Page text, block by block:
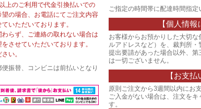
上のご利用で代金引換払いでの
望の場合、お電話にてご注文内容
いただいております。
わらず、ご連絡の取れない場合は
させていただいております。
い。
便振替、コンビニは前払いとなり
ご指定の時間帯に配達時間指定
【個人情報
お客様からお預かりした大切
ルアドレスなど）を、裁判所
提出要請があった場合以外、
は一切ございません。
【お支払
原則ご注文から3週間以内にお
ご入金がない場合は、注文を
す。